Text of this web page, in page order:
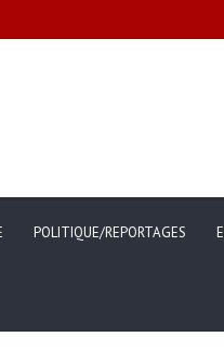
de pauvreté et des
POLITIQUE/REPORTAGES